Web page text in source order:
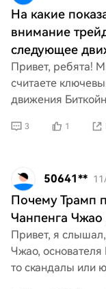
На какие
внимание
следующее
Привет, ребята!
считаете
движения
рад
3 1
50641**
Почему Трамп
Чанпенга Чжао
Привет, я
Чжао,
то скандалы или